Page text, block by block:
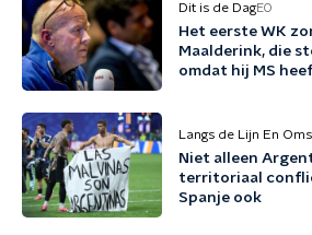
Dit is de DagEO
Het eerste WK
Maalderink, die
omdat hij MS
Langs de Lijn En
Niet alleen
territoriaal
Spanje ook